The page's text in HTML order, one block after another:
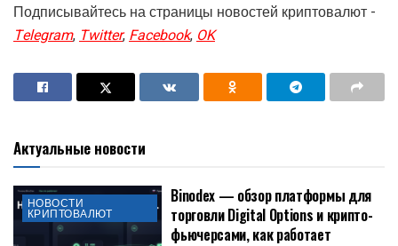
Подписывайтесь на страницы новостей криптовалют -
Telegram, Twitter, Facebook, OK
Актуальные новости
НОВОСТИ
КРИПТОВАЛЮТ
Binodex — обзор платформы для
торговли Digital Options и крипто-
фьючерсами, как работает